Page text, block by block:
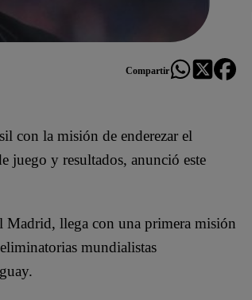
Compartir
con la misión de enderezar el
juego y resultados, anunció este
Madrid, llega con una primera misión
mundialistas